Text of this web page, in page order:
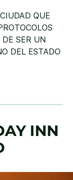
QUE
SER UN
DEL ESTADO
INN